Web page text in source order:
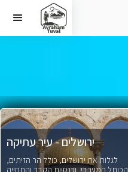
ירושלים - עיר עתיקה
לגלות את ירושלים, כולל הר הזיתים,
הכותל המערבי, וכנסיית הקבר והתחייה